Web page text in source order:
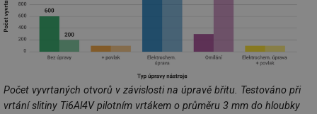
Počet vyvrtaných otvorů v závislosti na úpravě břitu. Testováno při
vrtání slitiny Ti6Al4V pilotním vrtákem o průměru 3 mm do hloubky